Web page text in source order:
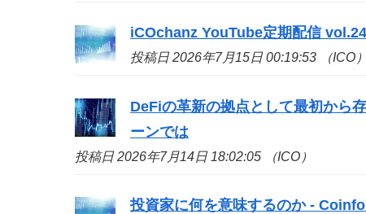
iCOchanz YouTube定期配信
投稿日 2026年7月15日 00:19:53 （ICO）
DeFiの革新の拠点として最初から
ーンでは
投稿日 2026年7月14日 18:02:05 （ICO）
投資家に何を意味するのか -